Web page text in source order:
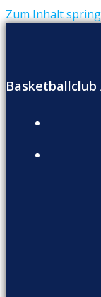
Zum Inhalt
Basketballclub